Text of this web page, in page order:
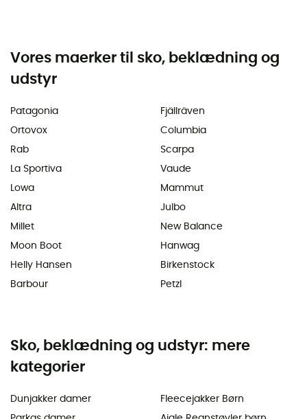
Vores maerker til sko, beklædning og
udstyr
Patagonia
Ortovox
Rab
La Sportiva
Lowa
Altra
Millet
Moon Boot
Helly Hansen
Barbour
Fjällräven
Columbia
Scarpa
Vaude
Mammut
Julbo
New Balance
Hanwag
Birkenstock
Petzl
Sko, beklædning og udstyr: mere
kategorier
Dunjakker damer
Fleecejakker Børn